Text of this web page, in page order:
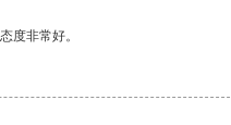
度非常好。